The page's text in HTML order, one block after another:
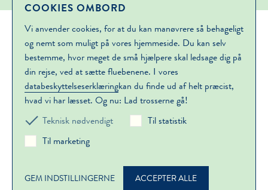
COOKIES OMBORD
Vi anvender cookies, for at du kan manøvrere så behageligt
og nemt som muligt på vores hjemmeside. Du kan selv
bestemme, hvor meget de små hjælpere skal ledsage dig på
din rejse, ved at sætte fluebenene. I vores
databeskyttelseserklæringkan du finde ud af helt præcist,
hvad vi har læsset. Og nu: Lad trosserne gå!
Teknisk nødvendigt
Til statistik
Til marketing
GEM INDSTILLINGERNE ACCEPTER ALLE